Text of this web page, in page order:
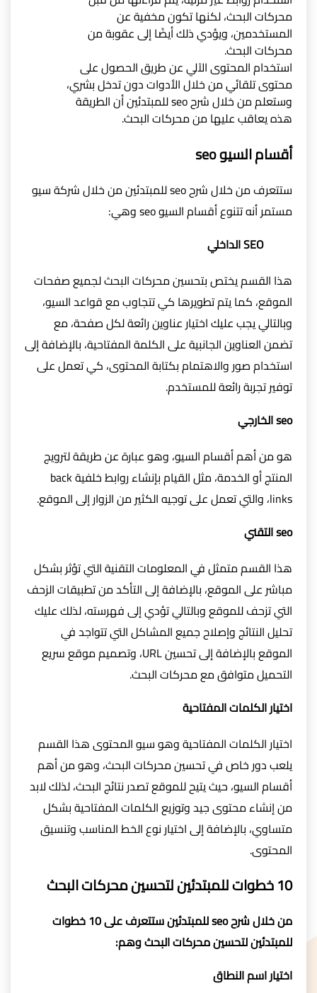
محركات البحث، لكنها تكون مخفية عن
المستخدمين، ويؤدي ذلك أيضًا إلى عقوبة من
محركات البحث.
استخدام المحتوى الآلي عن طريق الحصول على
محتوى تلقائي من خلال الأدوات دون تدخل بشري،
وستعلم من خلال شرح seo للمبتدئين أن الطريقة
هذه يعاقب عليها من محركات البحث.
أقسام السيو seo
ستتعرف من خلال شرح seo للمبتدئين من خلال شركة سيو
مستمر أنه تتنوع أقسام السيو seo وهي:
SEO الداخلي
هذا القسم يختص بتحسين محركات البحث لجميع صفحات
الموقع، كما يتم تطويرها كي تتجاوب مع قواعد السيو،
وبالتالي يجب عليك اختيار عناوين رائعة لكل صفحة، مع
تضمن العناوين الجانبية على الكلمة المفتاحية، بالإضافة إلى
استخدام صور والاهتمام بكتابة المحتوى، كي تعمل على
توفير تجربة رائعة للمستخدم.
seo الخارجي
هو من أهم أقسام السيو، وهو عبارة عن طريقة لترويج
المنتج أو الخدمة، مثل القيام بإنشاء روابط خلفية back
links، والتي تعمل على توجيه الكثير من الزوار إلى الموقع.
seo التقني
هذا القسم متمثل في المعلومات التقنية التي تؤثر بشكل
مباشر على الموقع، بالإضافة إلى التأكد من تطبيقات الزحف
التي تزحف للموقع وبالتالي تؤدي إلى فهرسته، لذلك عليك
تحليل النتائج وإصلاح جميع المشاكل التي تتواجد في
الموقع بالإضافة إلى تحسين URL، وتصميم موقع سريع
التحميل متوافق مع محركات البحث.
اختيار الكلمات المفتاحية
اختيار الكلمات المفتاحية وهو سيو المحتوى هذا القسم
يلعب دور خاص في تحسين محركات البحث، وهو من أهم
أقسام السيو، حيث يتيح للموقع تصدر نتائج البحث، لذلك لابد
من إنشاء محتوى جيد وتوزيع الكلمات المفتاحية بشكل
متساوي، بالإضافة إلى اختيار نوع الخط المناسب وتنسيق
المحتوى.
10 خطوات للمبتدئين لتحسين محركات البحث
من خلال شرح seo للمبتدئين ستتعرف على 10 خطوات
للمبتدئين لتحسين محركات البحث وهم:
اختيار اسم النطاق